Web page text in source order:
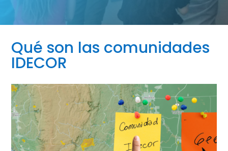
Qué son las comunidades
IDECOR